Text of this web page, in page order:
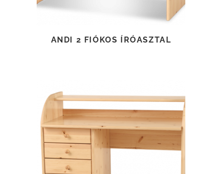
ANDI 2 FIÓKOS ÍRÓASZTAL